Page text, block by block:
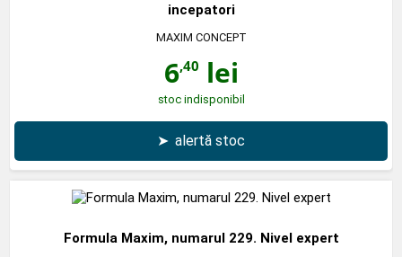
incepatori
MAXIM CONCEPT
6,40 lei
stoc indisponibil
➤ alertă stoc
Formula Maxim, numarul 229. Nivel expert